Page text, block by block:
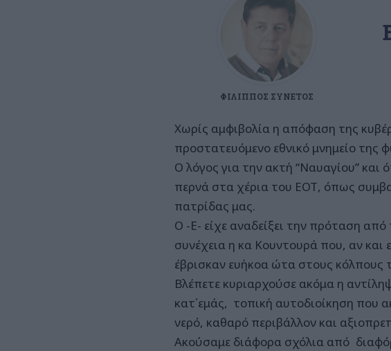
ΦΊΛΙΠΠΟΣ ΣΥΝΕΤΌΣ
Χωρίς αμφιβολία η απόφαση της
προστατευόμενο εθνικό μνημείο της
Ο λόγος για την ακτή “Ναυαγίου” και
περνά στα χέρια του ΕΟΤ, όπως
πατρίδας μας.
Ο -Ε- είχε αναδείξει την πρόταση
συνέχεια η κα Κουντουρά που, αν
έβρισκαν ευήκοα ώτα στους
Βλέπετε κυριαρχούσε ακόμα η
κατ΄εμάς, τοπική αυτοδιοίκηση που
νερό, καθαρό περιβάλλον και
Ακούσαμε διάφορα σχόλια από